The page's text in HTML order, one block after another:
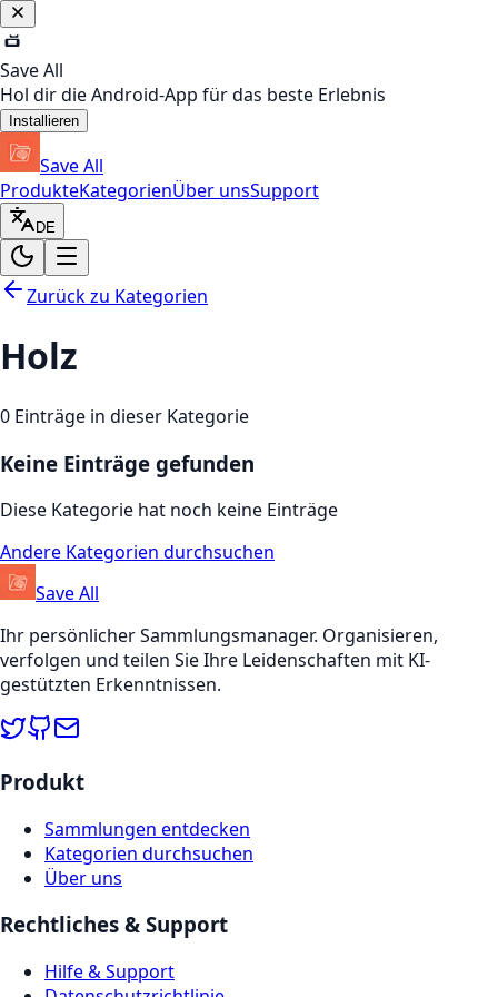
Save All
Hol dir die Android-App für das beste Erlebnis
Installieren
Save All
ProdukteKategorienÜber unsSupport
DE
Zurück zu Kategorien
Holz
0 Einträge in dieser Kategorie
Keine Einträge gefunden
Diese Kategorie hat noch keine Einträge
Andere Kategorien durchsuchen
Save All
Ihr persönlicher Sammlungsmanager. Organisieren,
verfolgen und teilen Sie Ihre Leidenschaften mit KI-
gestützten Erkenntnissen.
Produkt
Sammlungen entdecken
Kategorien durchsuchen
Über uns
Rechtliches & Support
Hilfe & Support